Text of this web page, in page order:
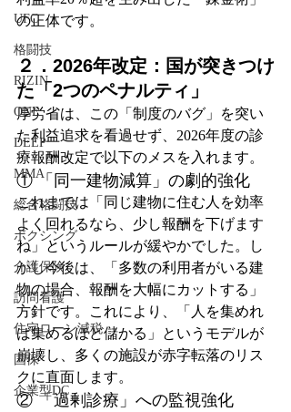
UFC
格闘技
RIZIN
ONE
DEEP
MMA
総合格闘技
ボクシング
介護保険
訪問看護
住宅ローン減税
国保
企業型DC
の正体です。
２．2026年改定：国が突きつけ
た「2つのペナルティ」
厚労省は、この「制度のバグ」を突い
た利益追求を看過せず、2026年度の診
療報酬改定で以下のメスを入れます。
① 「同一建物減算」の劇的強化
これまでは「同じ建物に住む人を効率
よく回れるなら、少し報酬を下げます
ね」というルールが緩やかでした。し
かし今後は、「多数の利用者がいる建
物の場合、報酬を大幅にカットする」
方針です。これにより、「人を集めれ
ば集めるほど儲かる」というモデルが
崩壊し、多くの施設が赤字転落のリス
クに直面します。
② 「過剰診療」への監視強化